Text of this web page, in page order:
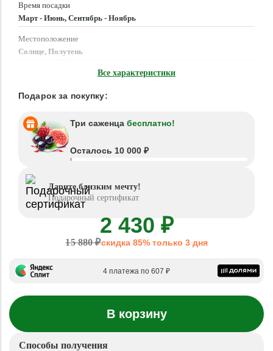
Время посадки
Март - Июнь, Сентябрь - Ноябрь
Местоположение
Солнце, Полутень
Все характеристики
Подарок за покупку:
Три саженца бесплатно!
Осталось 10 000 ₽
Дарите близким мечту!
Подарочный сертификат
2 430 ₽
15 880 ₽скидка 85% только 3 дня
4 платежа по 607 ₽
В корзину
Способы получения